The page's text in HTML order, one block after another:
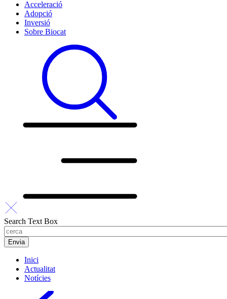
Acceleració
Adopció
Inversió
Sobre Biocat
Search Text Box
Inici
Actualitat
Notícies